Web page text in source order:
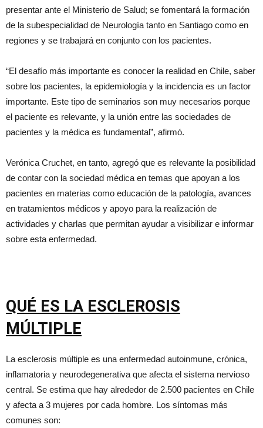
presentar ante el Ministerio de Salud; se fomentará la formación
de la subespecialidad de Neurología tanto en Santiago como en
regiones y se trabajará en conjunto con los pacientes.
“El desafío más importante es conocer la realidad en Chile, saber
sobre los pacientes, la epidemiología y la incidencia es un factor
importante. Este tipo de seminarios son muy necesarios porque
el paciente es relevante, y la unión entre las sociedades de
pacientes y la médica es fundamental”, afirmó.
Verónica Cruchet, en tanto, agregó que es relevante la posibilidad
de contar con la sociedad médica en temas que apoyan a los
pacientes en materias como educación de la patología, avances
en tratamientos médicos y apoyo para la realización de
actividades y charlas que permitan ayudar a visibilizar e informar
sobre esta enfermedad.
QUÉ ES LA ESCLEROSIS
MÚLTIPLE
La esclerosis múltiple es una enfermedad autoinmune, crónica,
inflamatoria y neurodegenerativa que afecta el sistema nervioso
central. Se estima que hay alrededor de 2.500 pacientes en Chile
y afecta a 3 mujeres por cada hombre. Los síntomas más
comunes son: